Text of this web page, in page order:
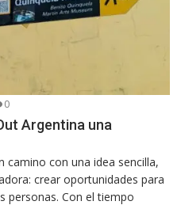
0
Argentina una
camino con una idea sencilla,
crear oportunidades para
personas. Con el tiempo